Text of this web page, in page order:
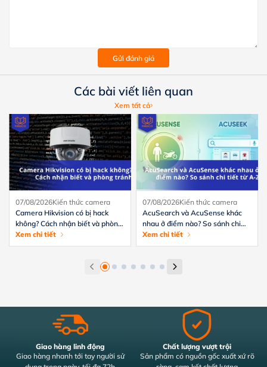
Gửi đánh giá
Các bài viết liên quan
Xem tất cả
07/08/2026Kiến thức camera
Camera Hikvision có bị hack
không? Cách nhận biết và phòng
tránh hiệu quả
Xem chi tiết
07/08/2026Kiến thức camera
AcuSearch và AcuSense khác
nhau ở điểm nào? So sánh chi
tiết từ A-Z
Xem chi tiết
Giao hàng linh động
Giao hàng nhanh tới tay người sử
Chất lượng vượt trội
Sản phẩm có nguồn gốc xuất xứ rõ